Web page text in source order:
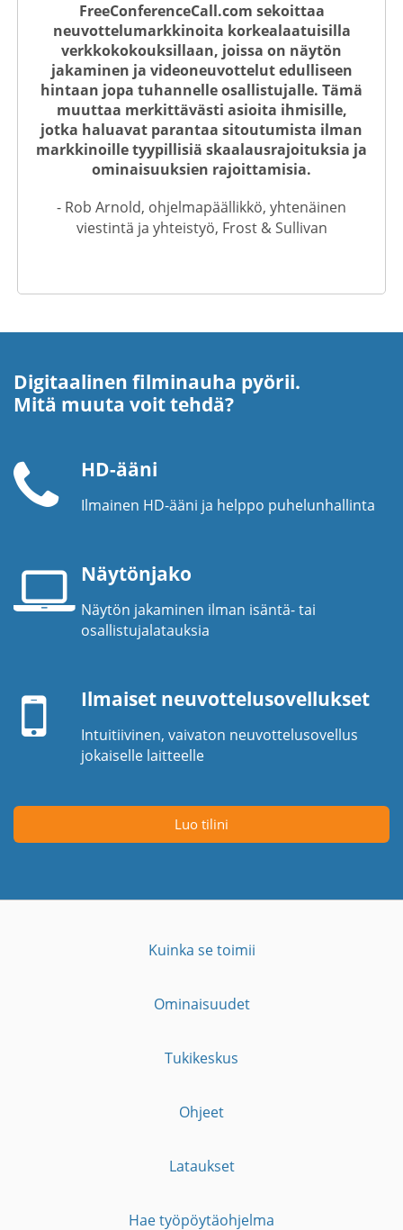
FreeConferenceCall.com sekoittaa
neuvottelumarkkinoita korkealaatuisilla
verkkokokouksillaan, joissa on näytön
jakaminen ja videoneuvottelut edulliseen
hintaan jopa tuhannelle osallistujalle. Tämä
muuttaa merkittävästi asioita ihmisille,
jotka haluavat parantaa sitoutumista ilman
markkinoille tyypillisiä skaalausrajoituksia ja
ominaisuuksien rajoittamisia.
- Rob Arnold, ohjelmapäällikkö, yhtenäinen
viestintä ja yhteistyö, Frost & Sullivan
Digitaalinen filminauha pyörii.
Mitä muuta voit tehdä?
HD-ääni
Ilmainen HD-ääni ja helppo puhelunhallinta
Kannettavan
Näytönjako
Näytön jakaminen ilman isäntä- tai
osallistujalatauksia
Ilmaiset neuvottelusovellukset
Intuitiivinen, vaivaton neuvottelusovellus
jokaiselle laitteelle
Luo tilini
Kuinka se toimii
Ominaisuudet
Tukikeskus
Ohjeet
Lataukset
Hae työpöytäohjelma